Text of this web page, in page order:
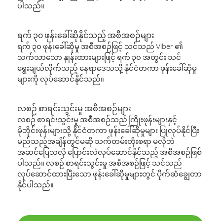
ပါသည်။
ရက် ၃၀ ဖုန်းခေါ်ဆိုနိုင်သည့် အစီအစဉ်များ
ရက် ၃၀ ဖုန်းခေါ်ဆိုမှု အစီအစဉ်ဖြင့် သင်သည် Viber ၏
သက်သာသော နှုန်းထားများဖြင့် ရက် ၃၀ အတွင်း သင်
ရွေးချယ်လိုက်သည့် နေရာဒေသသို့ နိုင်ငံတကာ ဖုန်းခေါ်ဆိုမှု
များကို လုပ်ဆောင်နိုင်သည်။
လစဉ် စာရင်းသွင်းမှု အစီအစဉ်များ
လစဉ် စာရင်းသွင်းမှု အစီအစဉ်သည် ကြိုးဖုန်းများနှင့်
မိုဘိုင်းဖုန်းများသို့ နိုင်ငံတကာ ဖုန်းခေါ်ဆိုမှုများ ပြုလုပ်နိုင်ပြီး
မည်သည့်အချိန်တွင်မဆို သက်တမ်းတိုးစရာ မလိုဘဲ
အဆင်ပြေသလို ပြောင်းလဲလုပ်ဆောင်နိုင်သည့် အစီအစဉ်ဖြစ်
ပါသည်။ လစဉ် စာရင်းသွင်းမှု အစီအစဉ်ဖြင့် သင်သည်
လုပ်ဆောင်ထားပြီးသော ဖုန်းခေါ်ဆိုမှုများတွင် ပိုက်ဆံချွေတာ
နိုင်ပါသည်။